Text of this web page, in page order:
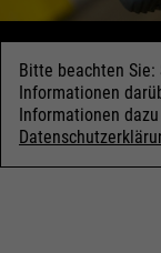
Bitte beachten Sie:
Informationen
Informationen